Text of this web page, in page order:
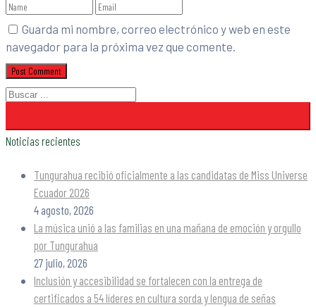
Guarda mi nombre, correo electrónico y web en este
navegador para la próxima vez que comente.
Noticias recientes
Tungurahua recibió oficialmente a las candidatas de Miss Universe
Ecuador 2026
4 agosto, 2026
La música unió a las familias en una mañana de emoción y orgullo
por Tungurahua
27 julio, 2026
Inclusión y accesibilidad se fortalecen con la entrega de
certificados a 54 líderes en cultura sorda y lengua de señas